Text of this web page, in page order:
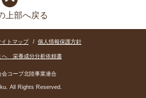
上部へ戻る
イトマップ / 個人情報保護方針
へ 栄養成分分析依頼書
会コープ北陸事業連合
All Rights Reserved.